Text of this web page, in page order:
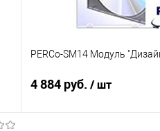
PERCo-SM14 Модуль
4 884 руб. / шт